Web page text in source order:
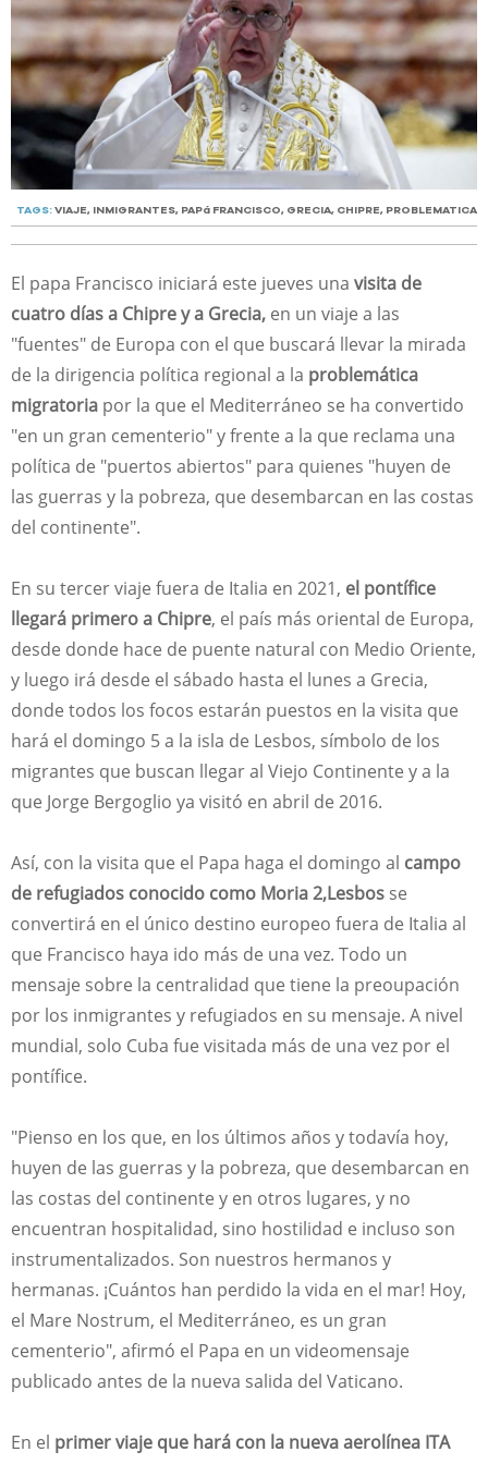
TAGS: VIAJE, INMIGRANTES, PAPá FRANCISCO, GRECIA, CHIPRE, PROBLEMATICA
El papa Francisco iniciará este jueves una visita de
cuatro días a Chipre y a Grecia, en un viaje a las
"fuentes" de Europa con el que buscará llevar la mirada
de la dirigencia política regional a la problemática
migratoria por la que el Mediterráneo se ha convertido
"en un gran cementerio" y frente a la que reclama una
política de "puertos abiertos" para quienes "huyen de
las guerras y la pobreza, que desembarcan en las costas
del continente".
En su tercer viaje fuera de Italia en 2021, el pontífice
llegará primero a Chipre, el país más oriental de Europa,
desde donde hace de puente natural con Medio Oriente,
y luego irá desde el sábado hasta el lunes a Grecia,
donde todos los focos estarán puestos en la visita que
hará el domingo 5 a la isla de Lesbos, símbolo de los
migrantes que buscan llegar al Viejo Continente y a la
que Jorge Bergoglio ya visitó en abril de 2016.
Así, con la visita que el Papa haga el domingo al campo
de refugiados conocido como Moria 2,Lesbos se
convertirá en el único destino europeo fuera de Italia al
que Francisco haya ido más de una vez. Todo un
mensaje sobre la centralidad que tiene la preoupación
por los inmigrantes y refugiados en su mensaje. A nivel
mundial, solo Cuba fue visitada más de una vez por el
pontífice.
"Pienso en los que, en los últimos años y todavía hoy,
huyen de las guerras y la pobreza, que desembarcan en
las costas del continente y en otros lugares, y no
encuentran hospitalidad, sino hostilidad e incluso son
instrumentalizados. Son nuestros hermanos y
hermanas. ¡Cuántos han perdido la vida en el mar! Hoy,
el Mare Nostrum, el Mediterráneo, es un gran
cementerio", afirmó el Papa en un videomensaje
publicado antes de la nueva salida del Vaticano.
En el primer viaje que hará con la nueva aerolínea ITA